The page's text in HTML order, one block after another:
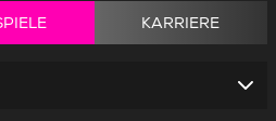
KARRIERE